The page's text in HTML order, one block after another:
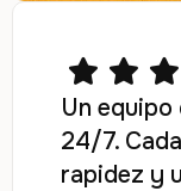
Un
24/7.
rapidez y